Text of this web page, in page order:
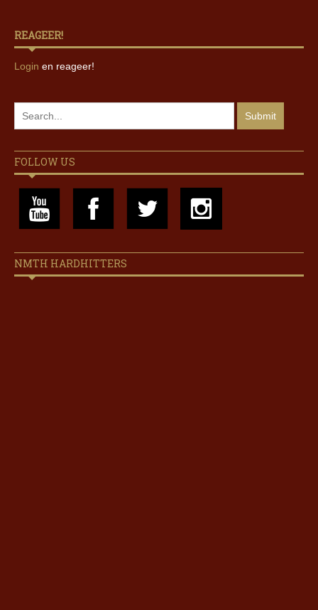
REAGEER!
Login en reageer!
FOLLOW US
NMTH HARDHITTERS